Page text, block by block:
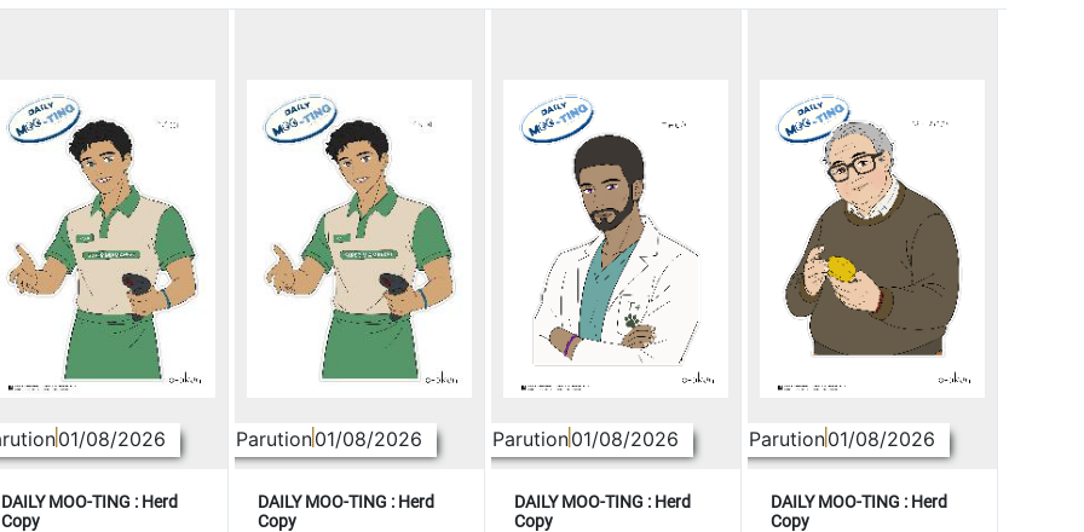
01/08/2026
DAILY MOO-TING : Herd
Copy
Parution01/08/2026
DAILY MOO-TING : Herd
Copy
Parution01/08/2026
DAILY MOO-TING : Herd
Copy
Parution01/08/2026
DAILY MOO-TING : Herd
Copy